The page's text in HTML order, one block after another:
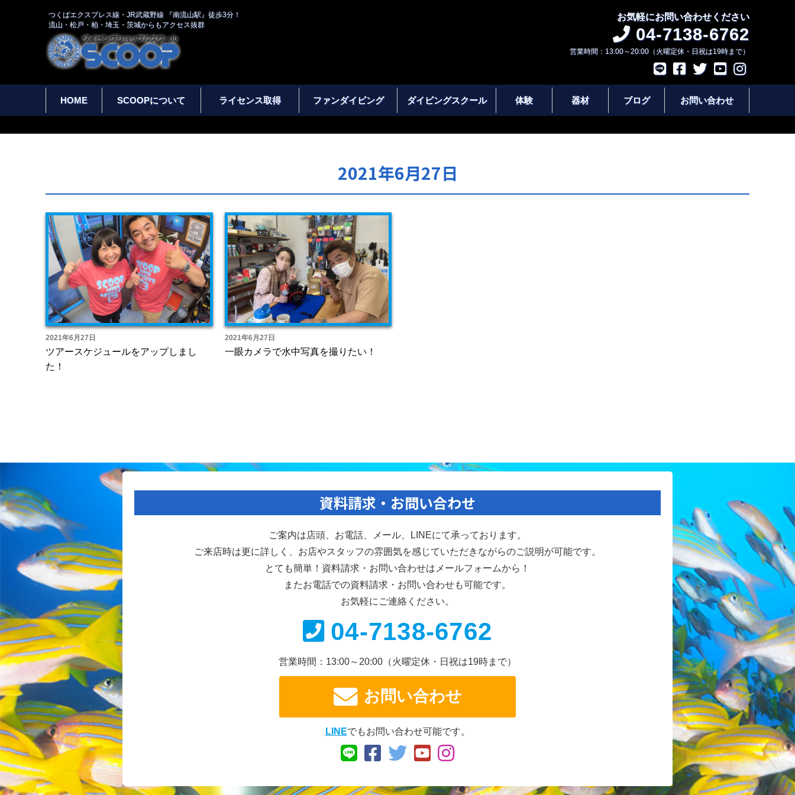
つくばエクスプレス線・JR武蔵野線 『南流山駅』徒歩3分！
流山・松戸・柏・埼玉・茨城からもアクセス抜群
お気軽にお問い合わせください
04-7138-6762
営業時間：13:00～20:00（火曜定休・日祝は19時まで）
HOME SCOOPについて ライセンス取得 ファンダイビング ダイビングスクール 体験 器材 ブログ お問い合わせ
2021年6月27日
2021年6月27日
ツアースケジュールをアップしまし
た！
2021年6月27日
一眼カメラで水中写真を撮りたい！
資料請求・お問い合わせ
ご案内は店頭、お電話、メール、
LINEにて承っております。
ご来店時は更に詳しく、お店やスタッフの雰囲気を感じていただきながらのご説明が可能です。
とても簡単！資料請求・お問い合わせは メールフォームから！
またお電話での資料請求・ お問い合わせも可能です。
お気軽にご連絡ください。
04-7138-6762
営業時間：13:00～20:00 （火曜定休・日祝は19時まで）
お問い合わせ
LINEでもお問い合わせ可能です。